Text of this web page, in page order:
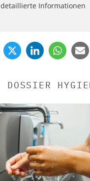
detaillierte Informationen
DOSSIER